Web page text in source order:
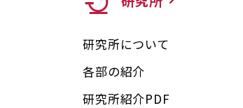
研究所について
各部の紹介
研究所紹介PDF